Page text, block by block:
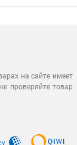
на сайте имеет
проверяйте товар